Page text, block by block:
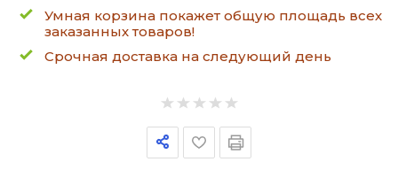
Умная корзина покажет общую площадь всех
заказанных товаров!
Срочная доставка на следующий день